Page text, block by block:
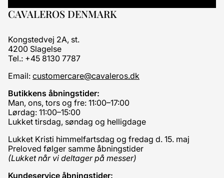
CAVALEROS DENMARK
Kongstedvej 2A, st.
4200 Slagelse
Tel.: +45 8130 7787
Email: customercare@cavaleros.dk
Butikkens åbningstider:
Man, ons, tors og fre: 11:00–17:00
Lørdag: 11:00–15:00
Lukket tirsdag, søndag og helligdage
Lukket Kristi himmelfartsdag og fredag d. 15. maj
Preloved følger samme åbningstider
(Lukket når vi deltager på messer)
Kundeservice åbningstider: